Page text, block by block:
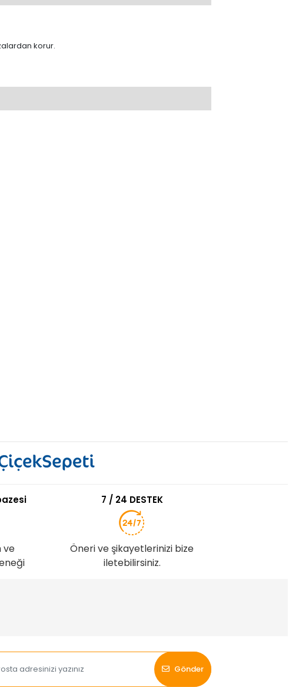
korur.
ve
7 / 24 DESTEK
Öneri ve şikayetlerinizi bize
iletebilirsiniz.
Gönder